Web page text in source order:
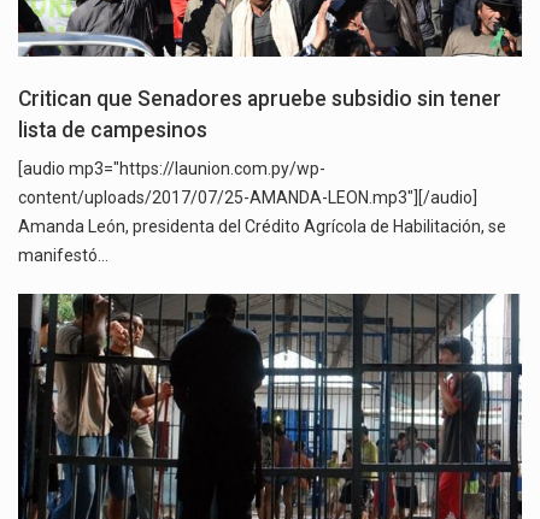
Critican que Senadores apruebe subsidio sin tener
lista de campesinos
[audio mp3="https://launion.com.py/wp-
content/uploads/2017/07/25-AMANDA-LEON.mp3"][/audio]
Amanda León, presidenta del Crédito Agrícola de Habilitación, se
manifestó…